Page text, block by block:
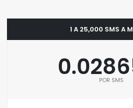
1 A 25,000 SMS A
POR SMS